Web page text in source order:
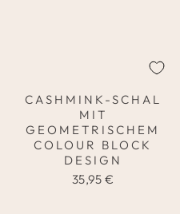
CASHMINK-SCHAL
MIT
GEOMETRISCHEM
COLOUR BLOCK
DESIGN
35,95 €